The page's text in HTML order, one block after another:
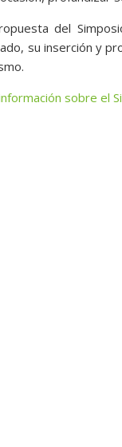
del
su inserción y
sobre el